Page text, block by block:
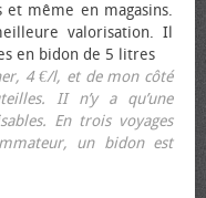
et même en magasins.
valorisation. Il
en bidon de 5 litres
4 €/l, et de mon côté
II n’y a qu’une
En trois voyages
un bidon est